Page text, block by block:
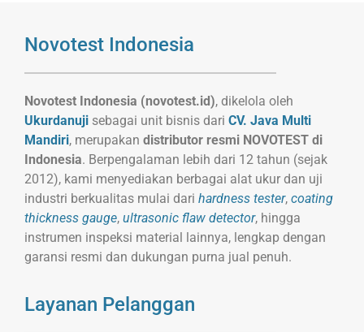
Novotest Indonesia
Novotest Indonesia (novotest.id), dikelola oleh
Ukurdanuji sebagai unit bisnis dari CV. Java Multi
Mandiri, merupakan distributor resmi NOVOTEST di
Indonesia. Berpengalaman lebih dari 12 tahun (sejak
2012), kami menyediakan berbagai alat ukur dan uji
industri berkualitas mulai dari hardness tester, coating
thickness gauge, ultrasonic flaw detector, hingga
instrumen inspeksi material lainnya, lengkap dengan
garansi resmi dan dukungan purna jual penuh.
Layanan Pelanggan